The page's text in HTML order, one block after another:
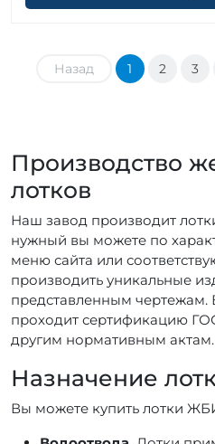
Назад 1 2 3
Производство
лотков
Наш завод производит
нужный вы можете по
меню сайта или
производить уникальные
представленным
проходит сертификацию
другим нормативным актам.
Назначение
Вы можете купить лотки